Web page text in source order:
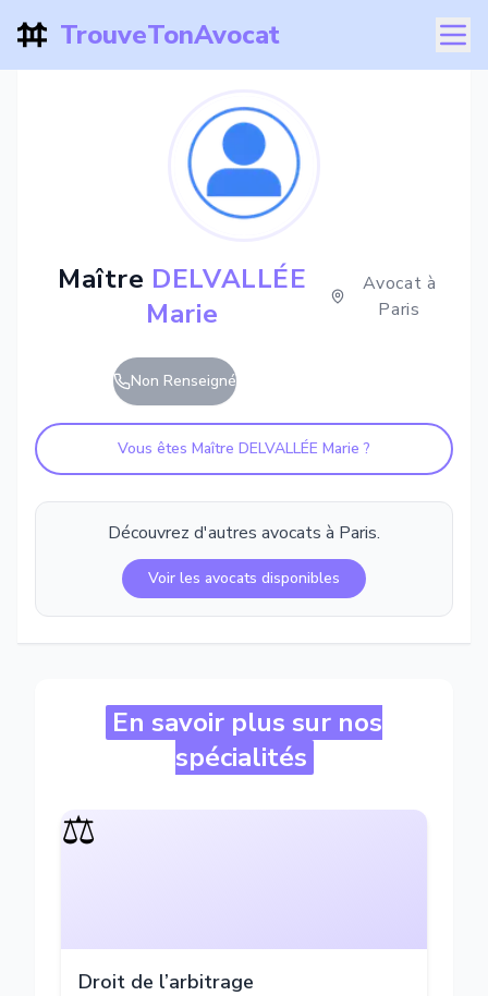
TrouveTonAvocat
Maître DELVALLÉE
Marie
Avocat à
Paris
Non Renseigné
Vous êtes Maître DELVALLÉE Marie ?
Découvrez d'autres avocats à Paris.
Voir les avocats disponibles
En savoir plus sur nos
spécialités
⚖️
Droit de l’arbitrage